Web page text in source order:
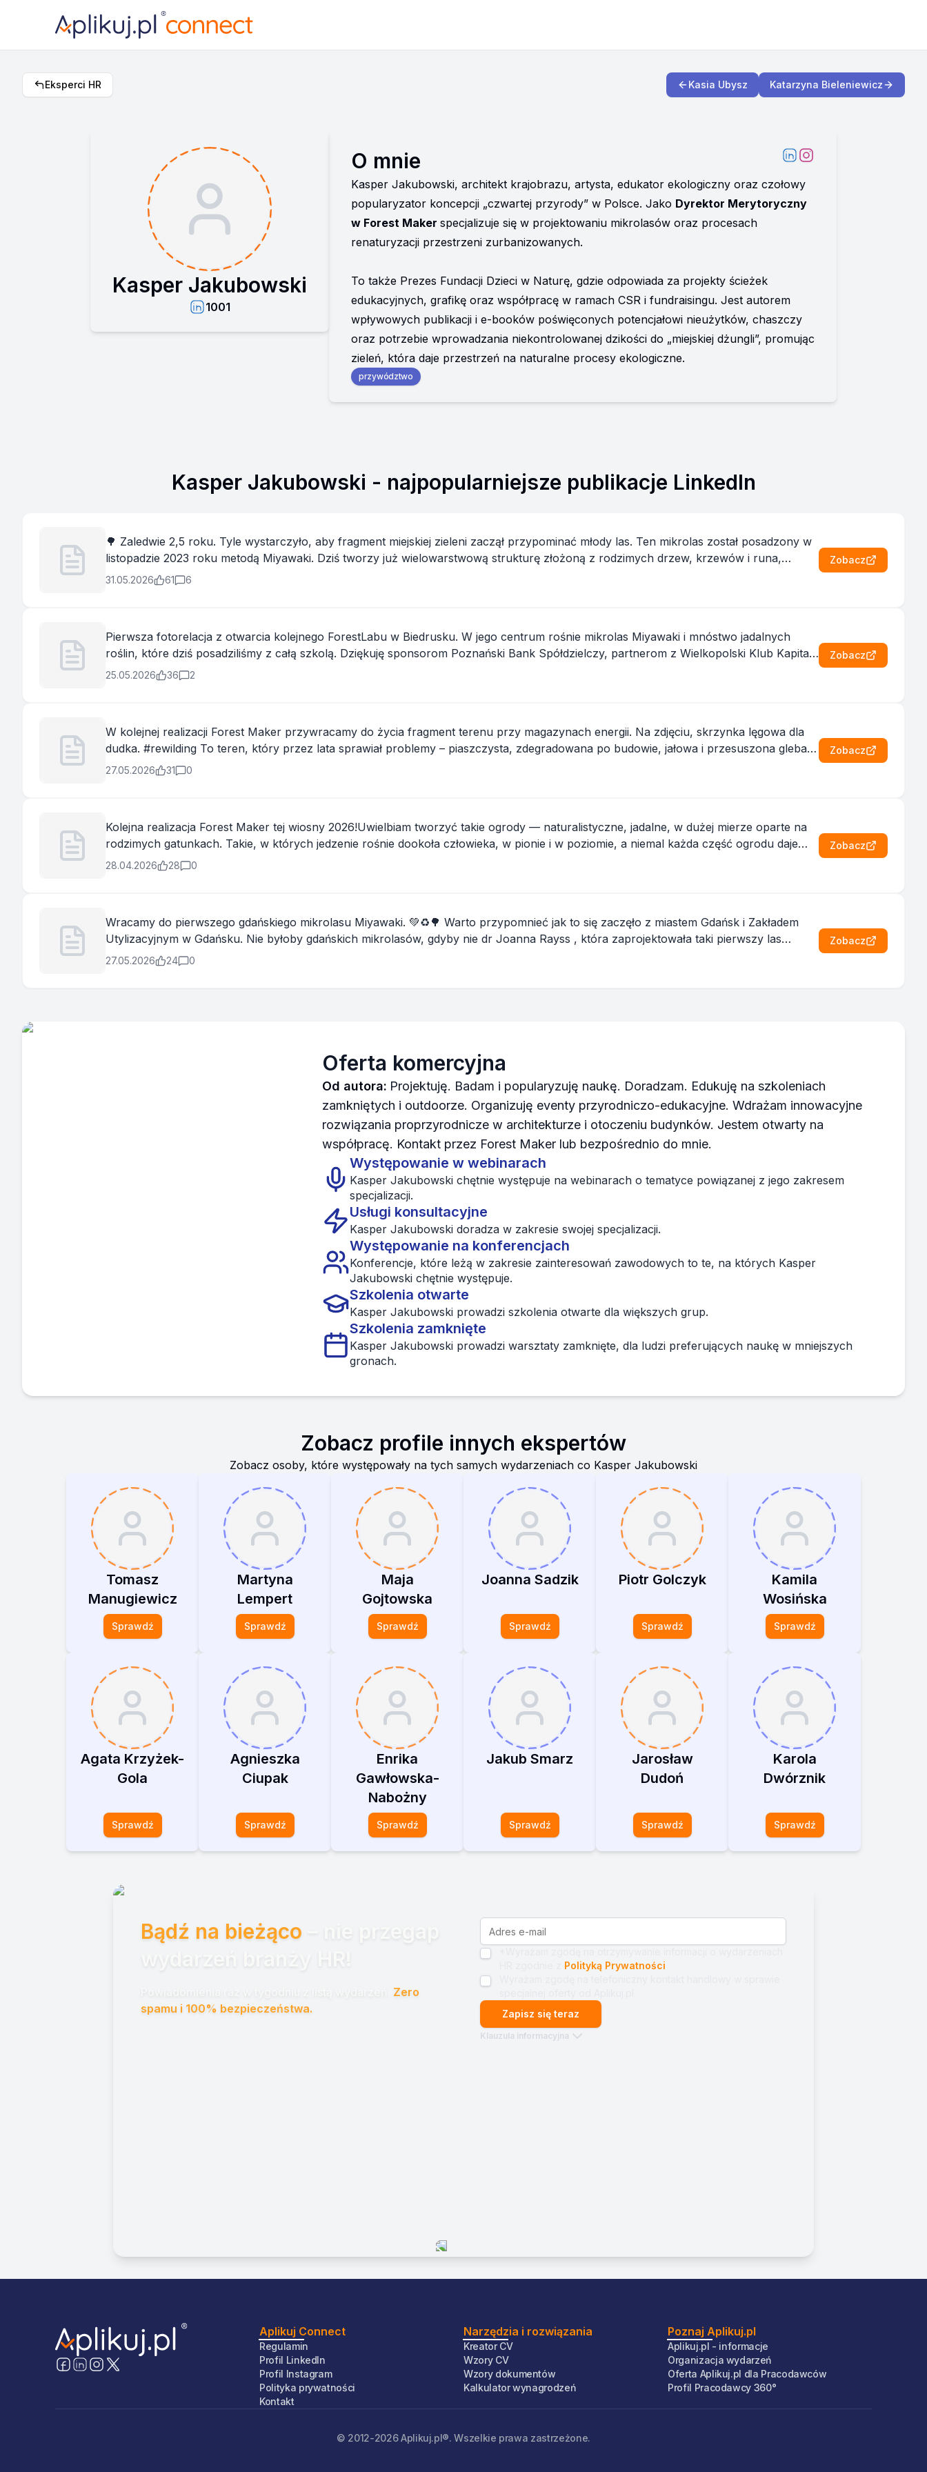
Eksperci HR Kasia Ubysz Katarzyna Bieleniewicz
Kasper Jakubowski
1001
O mnie
Kasper Jakubowski, architekt krajobrazu, artysta, edukator ekologiczny oraz czołowy
popularyzator koncepcji „czwartej przyrody” w Polsce. Jako Dyrektor Merytoryczny
w Forest Maker specjalizuje się w projektowaniu mikrolasów oraz procesach
renaturyzacji przestrzeni zurbanizowanych.
To także Prezes Fundacji Dzieci w Naturę, gdzie odpowiada za projekty ścieżek
edukacyjnych, grafikę oraz współpracę w ramach CSR i fundraisingu. Jest autorem
wpływowych publikacji i e-booków poświęconych potencjałowi nieużytków, chaszczy
oraz potrzebie wprowadzania niekontrolowanej dzikości do „miejskiej dżungli”, promując
zieleń, która daje przestrzeń na naturalne procesy ekologiczne.
przywództwo
Kasper Jakubowski - najpopularniejsze publikacje LinkedIn
🌳 Zaledwie 2,5 roku. Tyle wystarczyło, aby fragment miejskiej zieleni zaczął przypominać młody las. Ten mikrolas został posadzony w
listopadzie 2023 roku metodą Miyawaki. Dziś tworzy już wielowarstwową strukturę złożoną z rodzimych drzew, krzewów i runa,
zapewniając schronienie dla ptaków, owadów i...
31.05.2026 61 6
Zobacz
Pierwsza fotorelacja z otwarcia kolejnego ForestLabu w Biedrusku. W jego centrum rośnie mikrolas Miyawaki i mnóstwo jadalnych
roślin, które dziś posadziliśmy z całą szkolą. Dziękuję sponsorom Poznański Bank Spółdzielczy, partnerom z Wielkopolski Klub Kapitału
i Forest Maker, z którym zazieleniamy sz...
25.05.2026 36 2
Zobacz
W kolejnej realizacji Forest Maker przywracamy do życia fragment terenu przy magazynach energii. Na zdjęciu, skrzynka lęgowa dla
dudka. #rewilding To teren, który przez lata sprawiał problemy – piaszczysta, zdegradowana po budowie, jałowa i przesuszona gleba,
na której, jak podkreślał inwestor, pra...
27.05.2026 31 0
Zobacz
Kolejna realizacja Forest Maker tej wiosny 2026!Uwielbiam tworzyć takie ogrody — naturalistyczne, jadalne, w dużej mierze oparte na
rodzimych gatunkach. Takie, w których jedzenie rośnie dookoła człowieka, w pionie i w poziomie, a niemal każda część ogrodu daje
plon i zmienia się wraz z porami roku. ...
28.04.2026 28 0
Zobacz
Wracamy do pierwszego gdańskiego mikrolasu Miyawaki. 💚♻️🌳 Warto przypomnieć jak to się zaczęło z miastem Gdańsk i Zakładem
Utylizacyjnym w Gdańsku. Nie byłoby gdańskich mikrolasów, gdyby nie dr Joanna Rayss , która zaprojektowała taki pierwszy las
Miyawaki w projekcie: „Park Południowy — Aktywny Eko...
27.05.2026 24 0
Zobacz
Oferta komercyjna
Od autora: Projektuję. Badam i popularyzuję naukę. Doradzam. Edukuję na szkoleniach
zamkniętych i outdoorze. Organizuję eventy przyrodniczo-edukacyjne. Wdrażam innowacyjne
rozwiązania proprzyrodnicze w architekturze i otoczeniu budynków. Jestem otwarty na
współpracę. Kontakt przez Forest Maker lub bezpośrednio do mnie.
Występowanie w webinarach
Kasper Jakubowski chętnie występuje na webinarach o tematyce powiązanej z jego zakresem
specjalizacji.
Usługi konsultacyjne
Kasper Jakubowski doradza w zakresie swojej specjalizacji.
Występowanie na konferencjach
Konferencje, które leżą w zakresie zainteresowań zawodowych to te, na których Kasper
Jakubowski chętnie występuje.
Szkolenia otwarte
Kasper Jakubowski prowadzi szkolenia otwarte dla większych grup.
Szkolenia zamknięte
Kasper Jakubowski prowadzi warsztaty zamknięte, dla ludzi preferujących naukę w mniejszych
gronach.
Zobacz profile innych ekspertów
Zobacz osoby, które występowały na tych samych wydarzeniach co Kasper Jakubowski
Tomasz
Manugiewicz
Sprawdź
Martyna
Lempert
Sprawdź
Maja
Gojtowska
Sprawdź
Joanna Sadzik
Sprawdź
Piotr Golczyk
Sprawdź
Kamila
Wosińska
Sprawdź
Agata Krzyżek-
Gola
Sprawdź
Agnieszka
Ciupak
Sprawdź
Enrika
Gawłowska-
Nabożny
Sprawdź
Jakub Smarz
Sprawdź
Jarosław
Dudoń
Sprawdź
Karola
Dwórznik
Sprawdź
Bądź na bieżąco
wydarzeń branży HR!
Zero
spamu i 100% bezpieczeństwa.
Polityką Prywatności
Zapisz się teraz
Klauzula informacyjna
Aplikuj Connect
Regulamin
Profil LinkedIn
Profil Instagram
Polityka prywatności
Kontakt
Narzędzia i rozwiązania
Kreator CV
Wzory CV
Wzory dokumentów
Kalkulator wynagrodzeń
Poznaj Aplikuj.pl
Aplikuj.pl - informacje
Organizacja wydarzeń
Oferta Aplikuj.pl dla Pracodawców
Profil Pracodawcy 360°
© 2012-2026Aplikuj.pl®. Wszelkie prawa zastrzeżone.